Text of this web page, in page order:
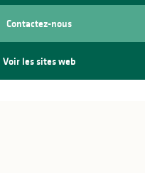
Contactez-nous
Voir les sites web